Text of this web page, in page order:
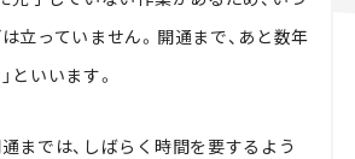
立っていません。開通まで、あと数年
といいます。
までは、しばらく時間を要するよう